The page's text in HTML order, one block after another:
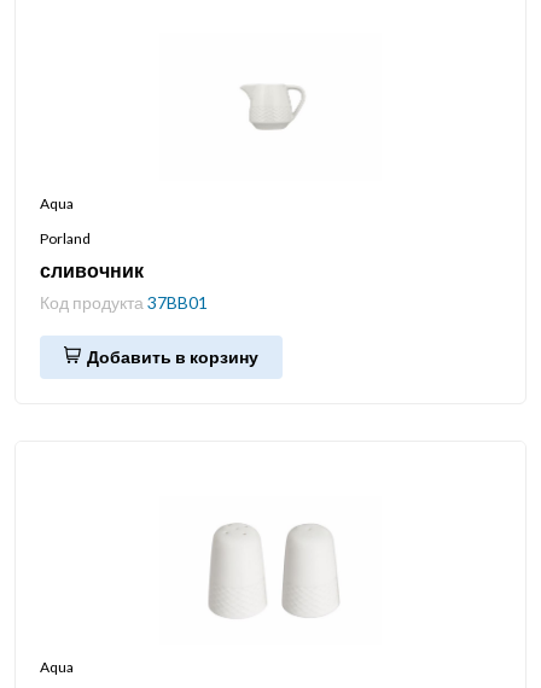
Aqua
Porland
сливочник
Код продукта 37BB01
Добавить в корзину
Aqua